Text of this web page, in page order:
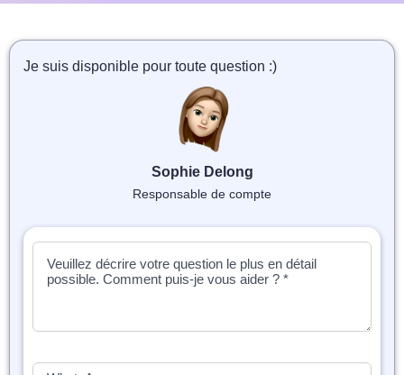
Je suis disponible pour toute question :)
Sophie Delong
Responsable de compte